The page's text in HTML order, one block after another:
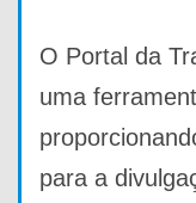
O Portal da
uma
para a